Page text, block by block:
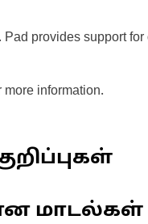
provides support
information.
மாடல்கள்